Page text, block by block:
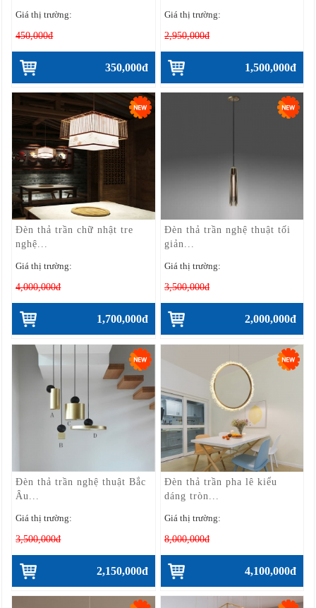
Giá thị trường:
450,000đ
350,000đ
Giá thị trường:
2,950,000đ
1,500,000đ
Đèn thả trần chữ nhật tre
nghệ...
Giá thị trường:
4,000,000đ
1,700,000đ
Đèn thả trần nghệ thuật tối
giản...
Giá thị trường:
3,500,000đ
2,000,000đ
Đèn thả trần nghệ thuật Bắc
Âu...
Giá thị trường:
3,500,000đ
2,150,000đ
Đèn thả trần pha lê kiểu
dáng tròn...
Giá thị trường:
8,000,000đ
4,100,000đ